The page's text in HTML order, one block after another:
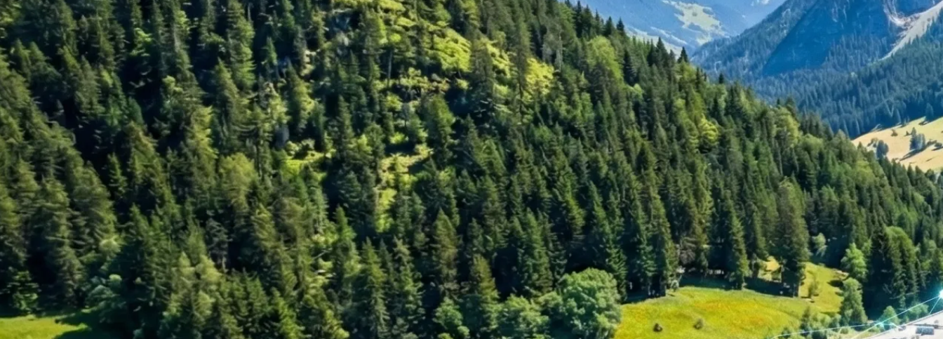
Gesetzliche Revisionen
Spezialprüfungen
Vorsorge & öffentliche Organisationen
Interne Kontrollen & Prozessprüfungen
Beratung
Gründung & Entwicklung
Umstrukturierung & Sanierung
Nachfolge & Transaktionen
Bewertung & Planung
Wissen
News
Fachwissen
Publikationen
Ressourcen